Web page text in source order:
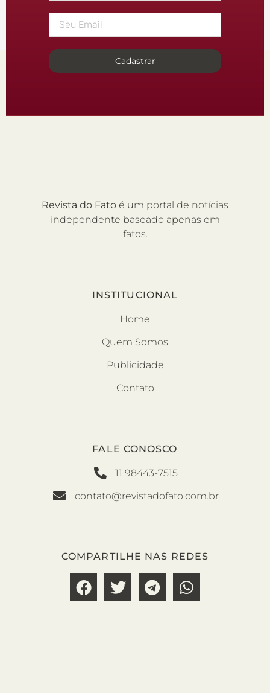
Cadastrar
Revista do Fato é um portal de notícias
independente baseado apenas em
fatos.
INSTITUCIONAL
Home
Quem Somos
Publicidade
Contato
FALE CONOSCO
11 98443-7515
contato@revistadofato.com.br
COMPARTILHE NAS REDES